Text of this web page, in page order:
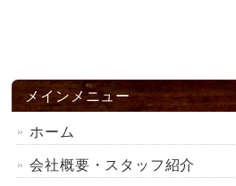
メインメニュー
ホーム
会社概要・スタッフ紹介